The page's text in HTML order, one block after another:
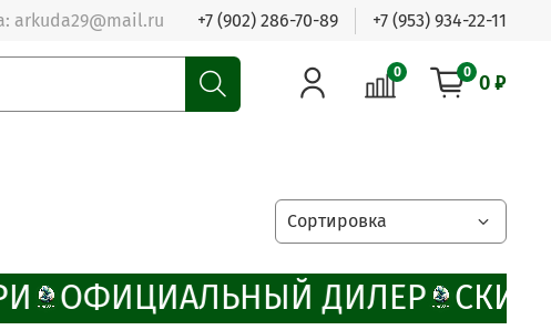
arkuda29@mail.ru +7 (902) 286-70-89 +7 (953) 934-22-11
0 0 0 ₽
ОФИЦИАЛЬНЫЙ ДИЛЕР